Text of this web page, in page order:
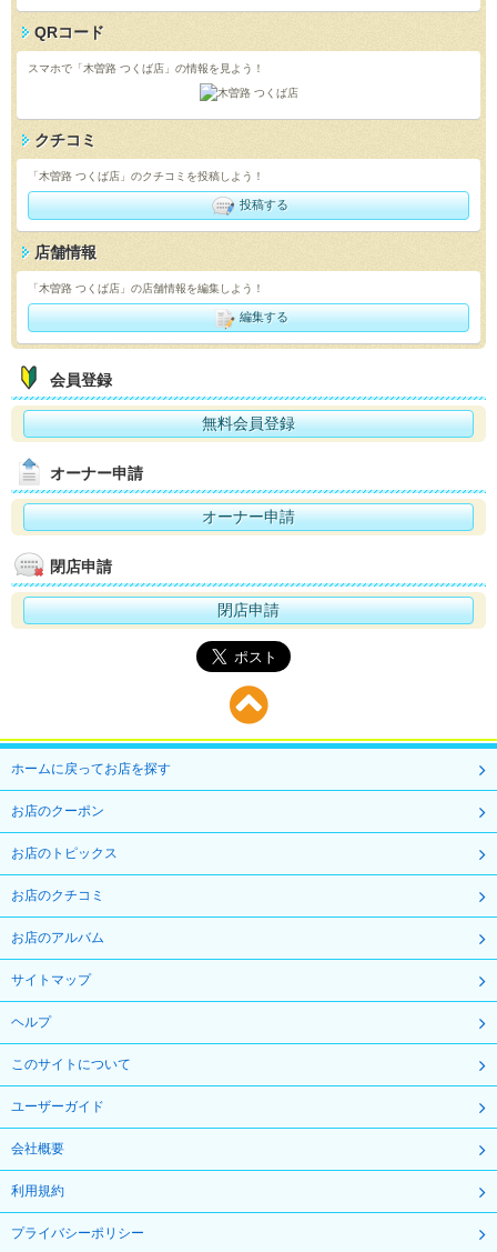
QRコード
スマホで「木曽路 つくば店」の情報を見よう！
クチコミ
「木曽路 つくば店」のクチコミを投稿しよう！
投稿する
店舗情報
「木曽路 つくば店」の店舗情報を編集しよう！
編集する
会員登録
無料会員登録
オーナー申請
オーナー申請
閉店申請
閉店申請
ホームに戻ってお店を探す
お店のクーポン
お店のトピックス
お店のクチコミ
お店のアルバム
サイトマップ
ヘルプ
このサイトについて
ユーザーガイド
会社概要
利用規約
プライバシーポリシー